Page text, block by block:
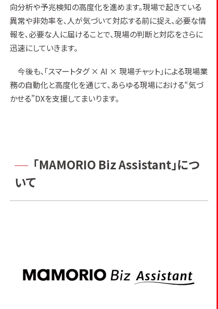
向分析や予兆検知の高度化を進めます。現場で起きている
異常や非効率を、人が気づいて対応する前に捉え、必要な情
報を、必要な人に届けることで、現場の判断と対応をさらに
迅速にしていきます。
今後も、「スマートタグ × AI × 現場チャット」による現場業
務の自動化と高度化を通じて、あらゆる現場における“気づ
かせる”DXを支援してまいります。
「MAMORIO Biz Assistant」につ
いて